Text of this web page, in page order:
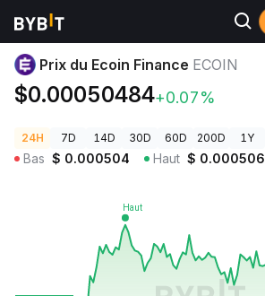
Prix des cryptos Prix du Ecoin Finance ECOIN
Prix du Ecoin Finance ECOIN
$0.00050484+0.07%
24H 7D 14D 30D 60D 200D 1Y
Bas $ 0.000504 Haut $ 0.000506